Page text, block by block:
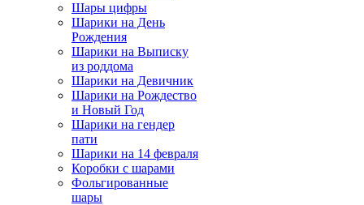
Шары цифры
Шарики на День
Рождения
Шарики на Выписку
из роддома
Шарики на Девичник
Шарики на Рождество
и Новый Год
Шарики на гендер
пати
Шарики на 14 февраля
Коробки с шарами
Фольгированные
шары